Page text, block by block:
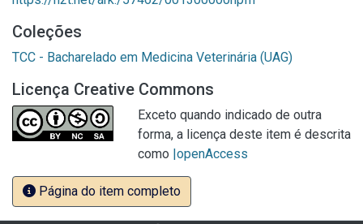
Coleções
TCC - Bacharelado em Medicina Veterinária (UAG)
Licença Creative Commons
Exceto quando indicado de outra
forma, a licença deste item é descrita
como |openAccess
Página do item completo